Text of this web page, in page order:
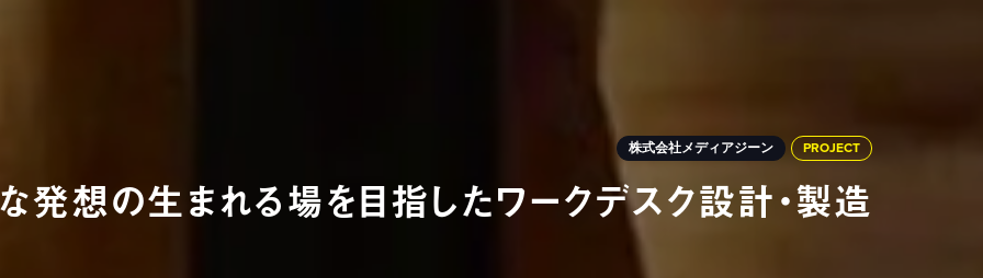
株式会社メディアジーン PROJECT
発想の生まれる場を目指したワークデスク設計・製造